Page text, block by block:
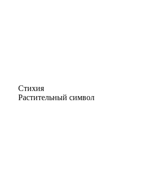
Стихия
Растительный символ